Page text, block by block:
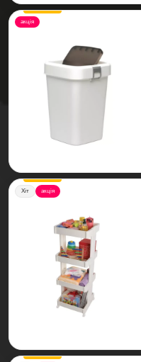
акція
Хіт акція